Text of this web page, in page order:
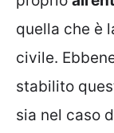
quella che è
civile.
stabilito
sia nel caso